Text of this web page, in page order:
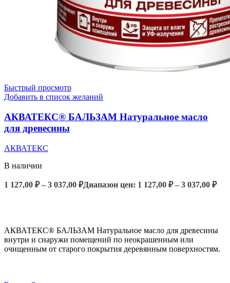
Быстрый просмотр
Добавить в список желаний
АКВАТЕКС® БАЛЬЗАМ Натуральное масло
для древесины
АКВАТЕКС
В наличии
1 127,00 ₽ – 3 037,00 ₽Диапазон цен: 1 127,00 ₽ – 3 037,00 ₽
АКВАТЕКС® БАЛЬЗАМ Натуральное масло для древесины
внутри и снаружи помещений по неокрашенным или
очищенным от старого покрытия деревянным поверхностям.